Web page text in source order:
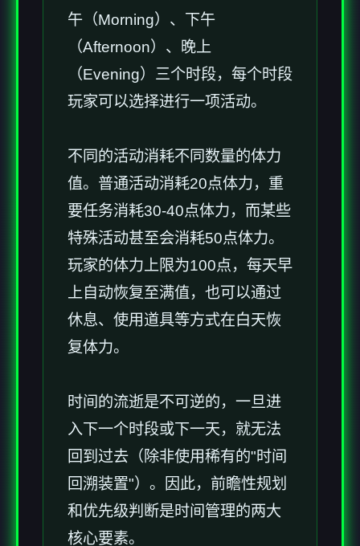
午（Morning）、下午
（Afternoon）、晚上
（Evening）三个时段，每个时段
玩家可以选择进行一项活动。
不同的活动消耗不同数量的体力
值。普通活动消耗20点体力，重
要任务消耗30-40点体力，而某些
特殊活动甚至会消耗50点体力。
玩家的体力上限为100点，每天早
上自动恢复至满值，也可以通过
休息、使用道具等方式在白天恢
复体力。
时间的流逝是不可逆的，一旦进
入下一个时段或下一天，就无法
回到过去（除非使用稀有的"时间
回溯装置"）。因此，前瞻性规划
和优先级判断是时间管理的两大
核心要素。